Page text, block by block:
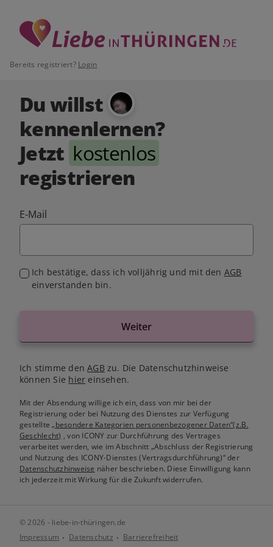
Bereits registriert? Login
Du willst
kennenlernen?
Jetzt kostenlos
registrieren
E-Mail
Ich bestätige, dass ich volljährig und mit den AGB
einverstanden bin.
Weiter
Ich stimme denAGB zu. Die Datenschutzhinweise
können Sie hier einsehen.
Mit der Absendung willige ich ein, dass von mir bei der
Registrierung oder bei Nutzung des Dienstes zur Verfügung
gestellte„besondere Kategorien personenbezogener Daten“(z.B.
Geschlecht) , von ICONY zur Durchführung des Vertrages
verarbeitet werden, wie im Abschnitt „Abschluss der Registrierung
und Nutzung des ICONY-Dienstes (Vertragsdurchführung)“ der
Datenschutzhinweise näher beschrieben. Diese Einwilligung kann
ich jederzeit mit Wirkung für die Zukunft widerrufen.
© 2026 - liebe-in-thüringen.de
Impressum
Datenschutz Barrierefreiheit